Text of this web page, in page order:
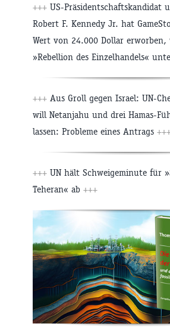
+++ US-Präsidentschaftskandidat
Robert F. Kennedy Jr. hat
Wert von 24.000 Dollar erworben,
»Rebellion des Einzelhandels«
+++ Aus Groll gegen Israel: UN-
will Netanjahu und drei Hamas-
lassen: Probleme eines Antrags
+++ UN hält Schweigeminute für
Teheran« ab +++